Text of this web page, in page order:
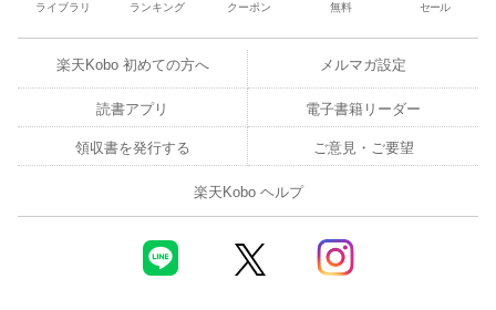
ライブラリ ランキング クーポン 無料 セール
楽天Kobo 初めての方へ メルマガ設定
読書アプリ 電子書籍リーダー
領収書を発行する ご意見・ご要望
楽天Kobo ヘルプ